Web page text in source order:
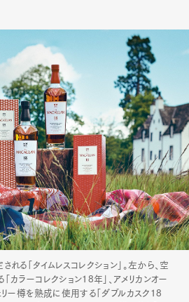
る「タイムレスコレクション」。左から、空
ラーコレクション18年」、アメリカンオー
リー樽を熟成に使用する「ダブルカスク18